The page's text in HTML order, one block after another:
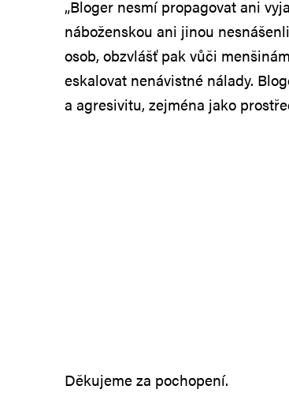
„Bloger nesmí propagovat ani
náboženskou ani jinou
osob, obzvlášť pak vůči
eskalovat nenávistné nálady.
a agresivitu, zejména jako
Děkujeme za pochopení.